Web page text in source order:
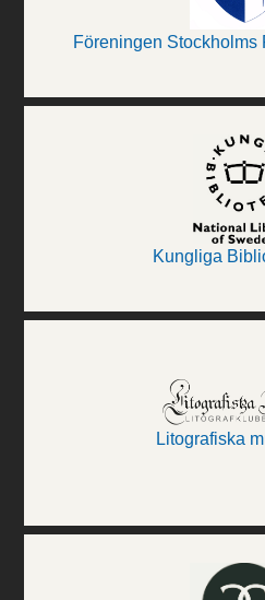
Föreningen Stockholms
Kungliga
Litografiska